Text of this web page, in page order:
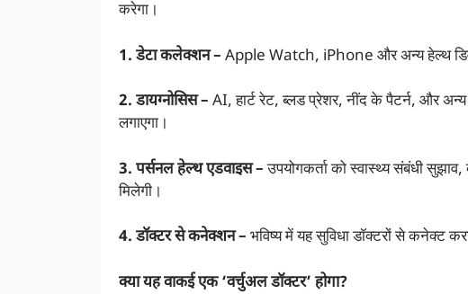
करेगा।
1. डेटा कलेक्शन – Apple Watch, iPhone और अन्य हेल्थ
2. डायग्नोसिस – AI, हार्ट रेट, ब्लड प्रेशर, नींद के पैटर्न, और
लगाएगा।
3. पर्सनल हेल्थ एडवाइस –उपयोगकर्ता को स्वास्थ्य संबंधी
मिलेगी।
4. डॉक्टर से कनेक्शन – भविष्य में यह सुविधा डॉक्टरों से कनेक्ट
क्या यह वाकई एक ‘वर्चुअल डॉक्टर’ होगा?